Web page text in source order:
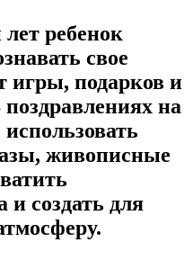
ребенок
свое
игры, подарков и
на
живописные
и создать для